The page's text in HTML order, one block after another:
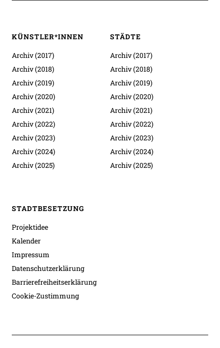
KÜNSTLER*INNEN
Archiv (2017)
Archiv (2018)
Archiv (2019)
Archiv (2020)
Archiv (2021)
Archiv (2022)
Archiv (2023)
Archiv (2024)
Archiv (2025)
STÄDTE
Archiv (2017)
Archiv (2018)
Archiv (2019)
Archiv (2020)
Archiv (2021)
Archiv (2022)
Archiv (2023)
Archiv (2024)
Archiv (2025)
STADTBESETZUNG
Projektidee
Kalender
Impressum
Datenschutzerklärung
Barrierefreiheitserklärung
Cookie-Zustimmung